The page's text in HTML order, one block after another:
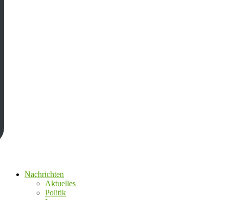
Nachrichten
Aktuelles
Politik